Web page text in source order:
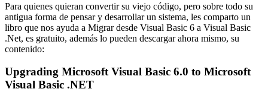
Para quienes quieran convertir su viejo código, pero sobre todo su
antigua forma de pensar y desarrollar un sistema, les comparto un
libro que nos ayuda a Migrar desde Visual Basic 6 a Visual Basic
.Net, es gratuito, además lo pueden descargar ahora mismo, su
contenido:
Upgrading Microsoft Visual Basic 6.0 to Microsoft
Visual Basic .NET